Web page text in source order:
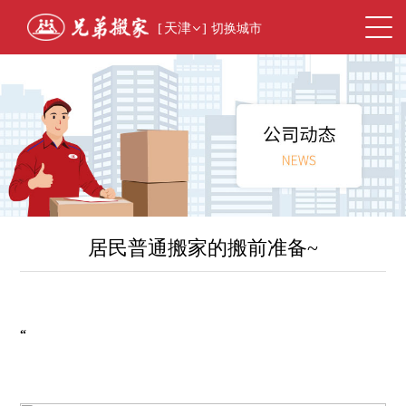
[天津 ] 切换城市
居民普通搬家的搬前准备~
“